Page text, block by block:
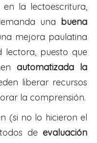
la lectoescritura,
una buena
mejora paulatina
lectora, puesto que
automatizada la
liberar recursos
la comprensión.
(si no lo hicieron el
de evaluación